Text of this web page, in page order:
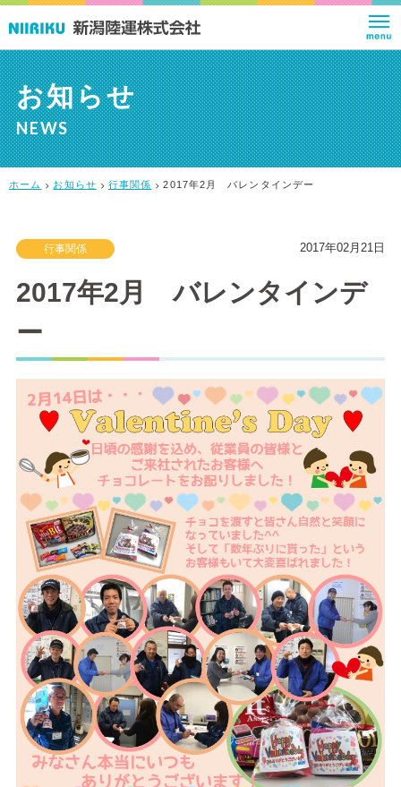
お知らせ
NEWS
ホーム お知らせ 行事関係 2017年2月 バレンタインデー
行事関係 2017年02月21日
2017年2月 バレンタインデ
ー